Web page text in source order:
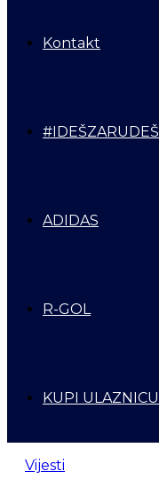
Kontakt
#IDEŠZARUDEŠ
ADIDAS
R-GOL
KUPI ULAZNICU
Vijesti